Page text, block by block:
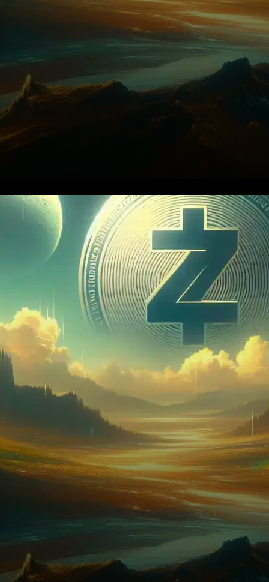
Le 15 décembre, la SEC,
autorité de régulation des
marchés financiers aux États-
Unis, organisera une table
ronde cruciale sur la…